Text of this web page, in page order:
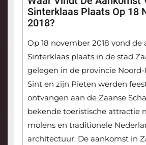
Sinterklaas Plaats Op 18
2018?
Op 18 november 2018 vond de
Sinterklaas plaats in de stad
gelegen in de provincie
Sint en zijn Pieten werden
ontvangen aan de Zaanse
bekende toeristische attractie
molens en traditionele
architectuur. De aankomst in